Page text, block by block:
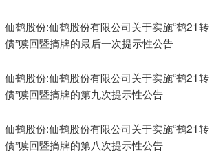
仙鹤股份:仙鹤股份有限公司关于实施“鹤21转
债”赎回暨摘牌的最后一次提示性公告
仙鹤股份:仙鹤股份有限公司关于实施“鹤21转
债”赎回暨摘牌的第九次提示性公告
仙鹤股份:仙鹤股份有限公司关于实施“鹤21转
债”赎回暨摘牌的第八次提示性公告